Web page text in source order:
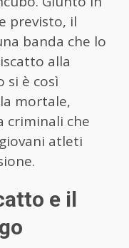
previsto, il
banda che lo
alla
si è così
mortale,
criminali che
atleti
e il